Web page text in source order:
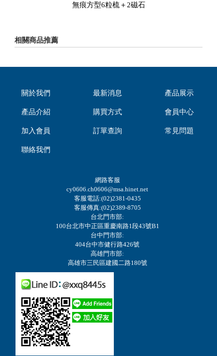
無痕方型6粒梳＋2磁石
相關商品推薦
關於我們 最新消息 產品展示
產品介紹 購買方式 會員中心
加入會員 訂單查詢 常見問題
聯絡我們
網路客服
cy0606.ch0606@msa.hinet.net
客服電話:(02)2381-0435
客服傳真:(02)2389-8705
台北門市部:
100台北市中正區重慶南路1段43號B1
台中門市部:
404台中市健行路426號
高雄門市部:
高雄市三民區建國二路180號